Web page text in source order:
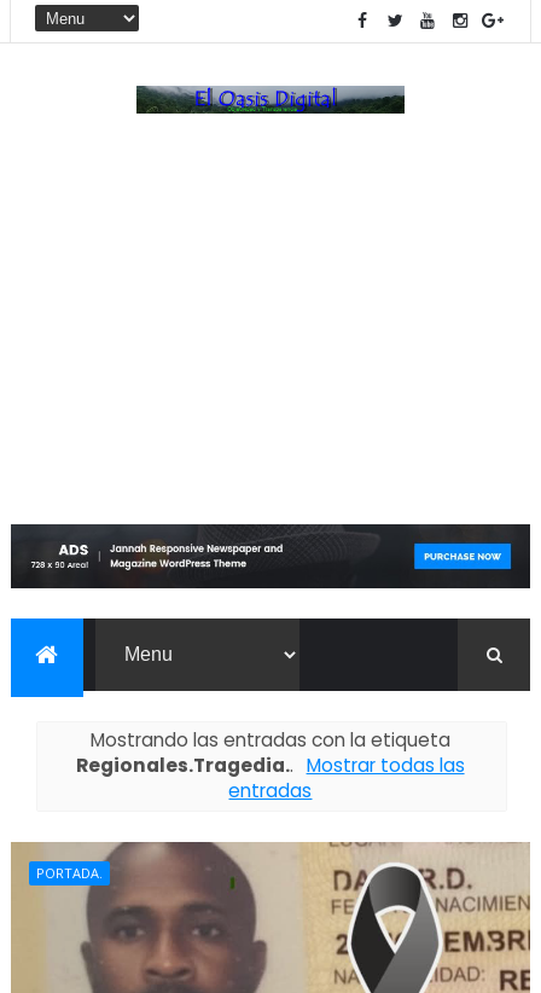
Mostrando las entradas con la etiqueta
Regionales.Tragedia.. Mostrar todas las
entradas
PORTADA.